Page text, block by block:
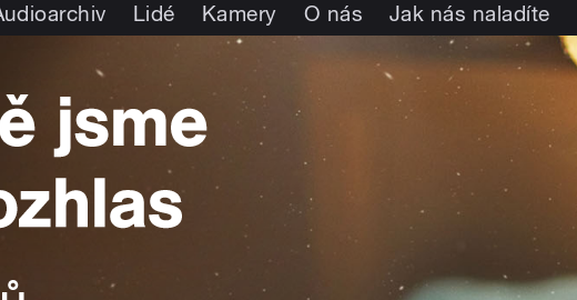
Lidé Kamery O nás Jak nás naladíte